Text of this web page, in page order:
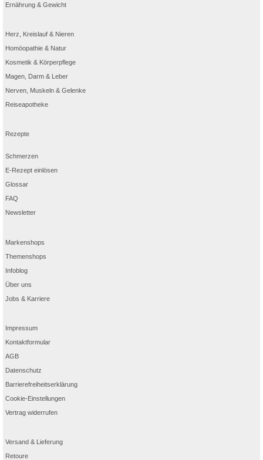
Ernährung & Gewicht
Herz, Kreislauf & Nieren
Homöopathie & Natur
Kosmetik & Körperpflege
Magen, Darm & Leber
Nerven, Muskeln & Gelenke
Reiseapotheke
Rezepte
Schmerzen
E-Rezept einlösen
Glossar
FAQ
Newsletter
Markenshops
Themenshops
Infoblog
Über uns
Jobs & Karriere
Impressum
Kontaktformular
AGB
Datenschutz
Barrierefreiheitserklärung
Cookie-Einstellungen
Vertrag widerrufen
Versand & Lieferung
Retoure